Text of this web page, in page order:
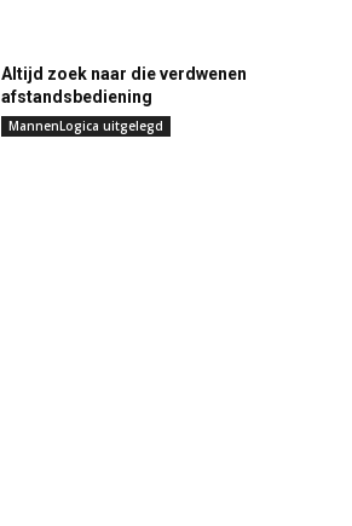
Altijd zoek naar die verdwenen
afstandsbediening
MannenLogica uitgelegd